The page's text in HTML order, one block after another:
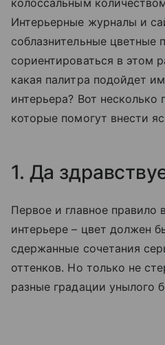
колоссальным
Интерьерные журналы и
соблазнительные цветные
сориентироваться в этом
какая палитра подойдет
интерьера? Вот несколько
которые помогут внести
1. Да
Первое и главное правило
интерьере – цвет должен
сдержанные сочетания
оттенков. Но только не
разные градации унылого